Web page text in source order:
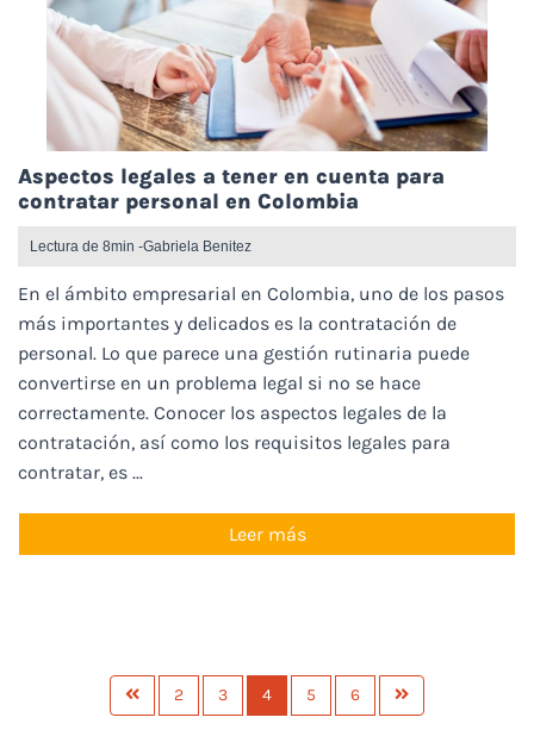
Aspectos legales a tener en cuenta para
contratar personal en Colombia
Gabriela Benitez
Lectura de 8min -
En el ámbito empresarial en Colombia, uno de los pasos
más importantes y delicados es la contratación de
personal. Lo que parece una gestión rutinaria puede
convertirse en un problema legal si no se hace
correctamente. Conocer los aspectos legales de la
contratación, así como los requisitos legales para
contratar, es ...
Leer más
2 3 4 5 6